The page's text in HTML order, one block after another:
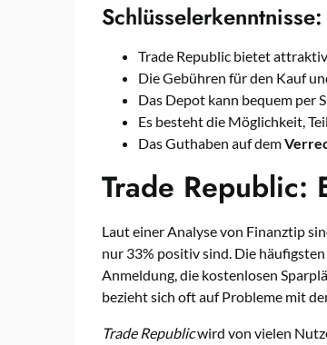
Schlüsselerkenntnisse:
Trade Republic bietet
Die Gebühren für den Kauf
Das Depot kann bequem per
Es besteht die Möglichkeit,
Das Guthaben auf dem
Trade Republic:
Laut einer Analyse von Finanztip
nur 33% positiv sind. Die
Anmeldung, die kostenlosen
bezieht sich oft auf Probleme mit
Trade Republicwird von vielen